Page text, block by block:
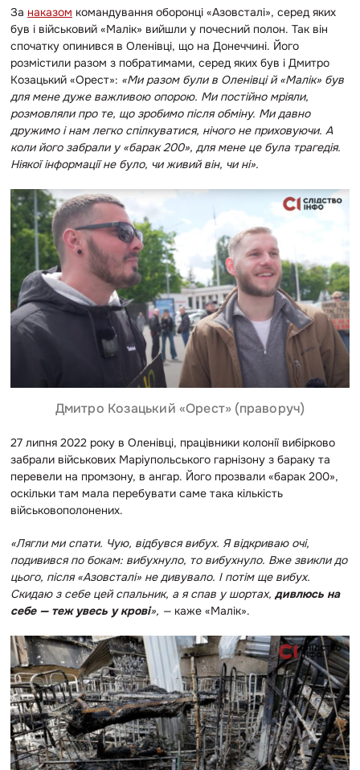
За наказом командування оборонці «Азовсталі», серед яких
був і військовий «Малік» вийшли у почесний полон. Так він
спочатку опинився в Оленівці, що на Донеччині. Його
розмістили разом з побратимами, серед яких був і Дмитро
Козацький «Орест»: «Ми разом були в Оленівці й «Малік» був
для мене дуже важливою опорою. Ми постійно мріяли,
розмовляли про те, що зробимо після обміну. Ми давно
дружимо і нам легко спілкуватися, нічого не приховуючи. А
коли його забрали у «барак 200», для мене це була трагедія.
Ніякої інформації не було, чи живий він, чи ні».
Дмитро Козацький «Орест» (праворуч)
27 липня 2022 року в Оленівці, працівники колонії вибірково
забрали військових Маріупольського гарнізону з бараку та
перевели на промзону, в ангар. Його прозвали «барак 200»,
оскільки там мала перебувати саме така кількість
військовополонених.
«Лягли ми спати. Чую, відбувся вибух. Я відкриваю очі,
подивився по бокам: вибухнуло, то вибухнуло. Вже звикли до
цього, після «Азовсталі» не дивувало. І потім ще вибух.
Скидаю з себе цей спальник, а я спав у шортах, дивлюсь на
себе — теж увесь у крові», — каже «Малік».